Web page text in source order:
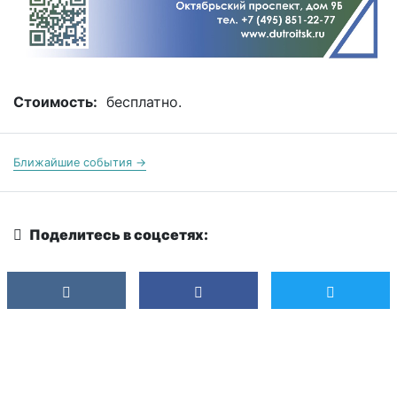
Стоимость: бесплатно.
Ближайшие события →
Поделитесь в соцсетях: